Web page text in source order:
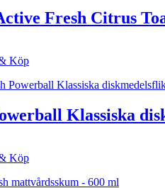
Fresh Citrus
Köp
Klassiska
Köp